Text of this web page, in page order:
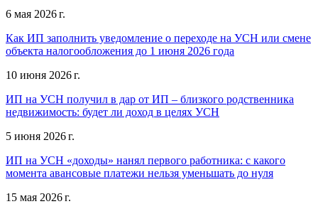
6 мая 2026 г.
Как ИП заполнить уведомление о переходе на УСН или смене
объекта налогообложения до 1 июня 2026 года
10 июня 2026 г.
ИП на УСН получил в дар от ИП – близкого родственника
недвижимость: будет ли доход в целях УСН
5 июня 2026 г.
ИП на УСН «доходы» нанял первого работника: с какого
момента авансовые платежи нельзя уменьшать до нуля
15 мая 2026 г.